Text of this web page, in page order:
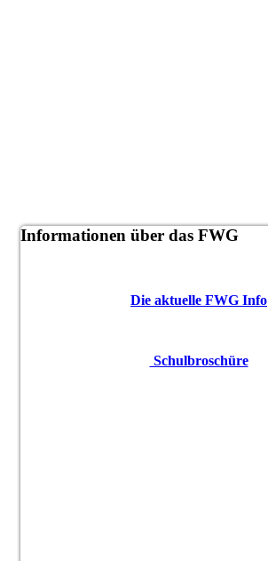
Informationen über das FWG
Die aktuelle FWG Info
Schulbroschüre